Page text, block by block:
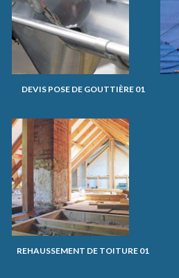
DEVIS POSE DE GOUTTIÈRE 01
REHAUSSEMENT DE TOITURE 01